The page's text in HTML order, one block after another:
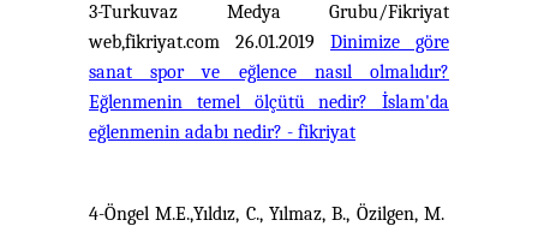
3-Turkuvaz Medya Grubu/Fikriyat
web,fikriyat.com 26.01.2019 Dinimize göre
sanat spor ve eğlence nasıl olmalıdır?
Eğlenmenin temel ölçütü nedir? İslam'da
eğlenmenin adabı nedir? - fikriyat
4-Öngel M.E.,Yıldız, C., Yılmaz, B., Özilgen, M.